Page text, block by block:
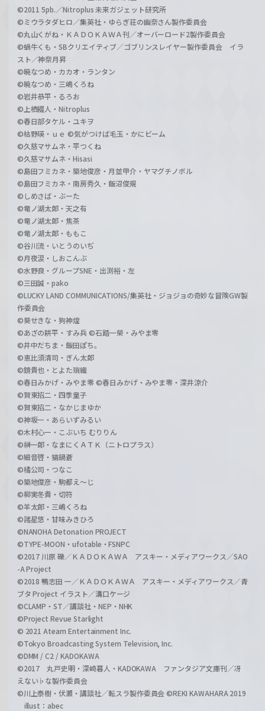
©2011 5pb.／Nitroplus 未来ガジェット研究所
©ミウラタダヒロ／集英社・ゆらぎ荘の幽奈さん製作委員会
©丸山くがね・ＫＡＤＯＫＡＷＡ刊／オーバーロード2製作委員会
©蝸牛くも・SBクリエイティブ／ゴブリンスレイヤー製作委員会 イラ
スト／神奈月昇
©暁なつめ・カカオ・ランタン
©暁なつめ・三嶋くろね
©岩井恭平・るろお
©上栖綴人・Nitroplus
©春日部タケル・ユキヲ
©枯野瑛・ｕｅ ©気がつけば毛玉・かにビーム
©久慈マサムネ・平つくね
©久慈マサムネ・Hisasi
©島田フミカネ・築地俊彦・月並甲介・ヤマグチノボル
©島田フミカネ・南房秀久・飯沼俊規
©しめさば・ぶーた
©竜ノ湖太郎・天之有
©竜ノ湖太郎・焦茶
©竜ノ湖太郎・ももこ
©谷川流・いとうのいぢ
©月夜涙・しおこんぶ
©水野良・グループSNE・出渕裕・左
©三田誠・pako
©LUCKY LAND COMMUNICATIONS/集英社・ジョジョの奇妙な冒険GW製
作委員会
©葵せきな・狗神煌
©あざの耕平・すみ兵 ©石踏一榮・みやま零
©井中だちま・飯田ぽち。
©恵比須清司・ぎん太郎
©鏡貴也・とよた瑣織
©春日みかげ・みやま零 ©春日みかげ・みやま零・深井涼介
©賀東招二・四季童子
©賀東招二・なかじまゆか
©神坂一・あらいずみるい
©木村心一・こぶいち むりりん
©榊一郎・なまにくＡＴＫ（ニトロプラス）
©細音啓・猫鍋蒼
©橘公司・つなこ
©築地俊彦・駒都え～じ
©柳実冬貴・切符
©羊太郎・三嶋くろね
©諸星悠・甘味みきひろ
©NANOHA Detonation PROJECT
©TYPE-MOON・ufotable・FSNPC
©2017 川原 礫／ＫＡＤＯＫＡＷＡ アスキー・メディアワークス／SAO
-A Project
©2018 鴨志田 一／ＫＡＤＯＫＡＷＡ アスキー・メディアワークス／青
ブタ Project イラスト／溝口ケージ
©CLAMP・ST／講談社・NEP・NHK
©Project Revue Starlight
© 2021 Ateam Entertainment Inc.
©Tokyo Broadcasting System Television, Inc.
©DMM / C2 / KADOKAWA
©2017 丸戸史明・深崎暮人・KADOKAWA ファンタジア文庫刊／冴
えない♭な製作委員会
©川上泰樹・伏瀬・講談社／転スラ製作委員会 ©REKI KAWAHARA 2019
illust：abec